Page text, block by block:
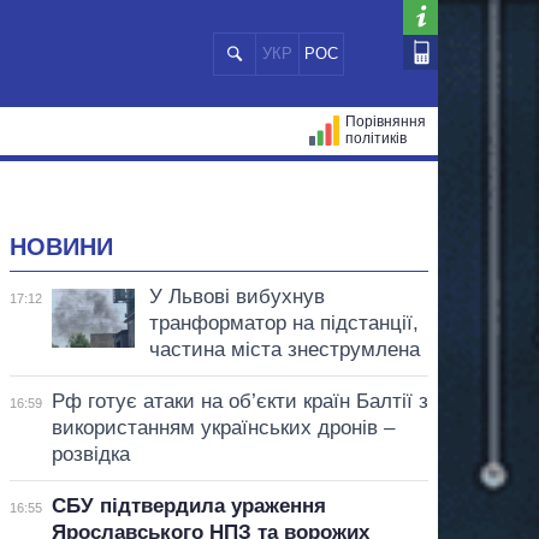
УКР РОС
Порівняння
політиків
НОВИНИ
17:12
У Львові вибухнув
транформатор на підстанції,
частина міста знеструмлена
16:59
Рф готує атаки на об’єкти країн Балтії з
використанням українських дронів –
розвідка
16:55
СБУ підтвердила ураження
Ярославського НПЗ та ворожих